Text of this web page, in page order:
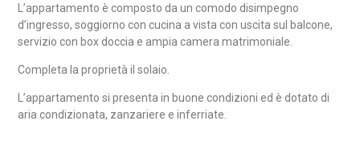
L’appartamento è composto da un comodo disimpegno
d’ingresso, soggiorno con cucina a vista con uscita sul balcone,
servizio con box doccia e ampia camera matrimoniale.
Completa la proprietà il solaio.
L’appartamento si presenta in buone condizioni ed è dotato di
aria condizionata, zanzariere e inferriate.